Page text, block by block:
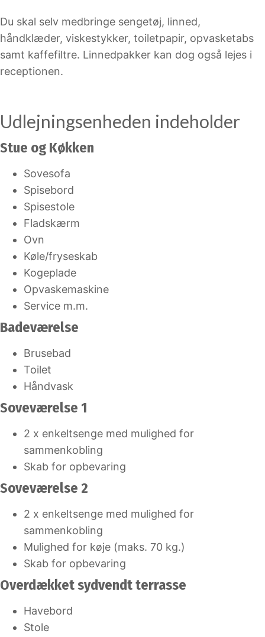
Du skal selv medbringe sengetøj, linned,
håndklæder, viskestykker, toiletpapir, opvasketabs
samt kaffefiltre. Linnedpakker kan dog også lejes i
receptionen.
Udlejningsenheden indeholder
Stue og Køkken
Sovesofa
Spisebord
Spisestole
Fladskærm
Ovn
Køle/fryseskab
Kogeplade
Opvaskemaskine
Service m.m.
Badeværelse
Brusebad
Toilet
Håndvask
Soveværelse 1
2 x enkeltsenge med mulighed for
sammenkobling
Skab for opbevaring
Soveværelse 2
2 x enkeltsenge med mulighed for
sammenkobling
Mulighed for køje (maks. 70 kg.)
Skab for opbevaring
Overdækket sydvendt terrasse
Havebord
Stole